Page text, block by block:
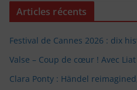
Articles récents
Festival de Cannes 2026 : dix
Valse – Coup de cœur ! Avec
Clara Ponty : Händel